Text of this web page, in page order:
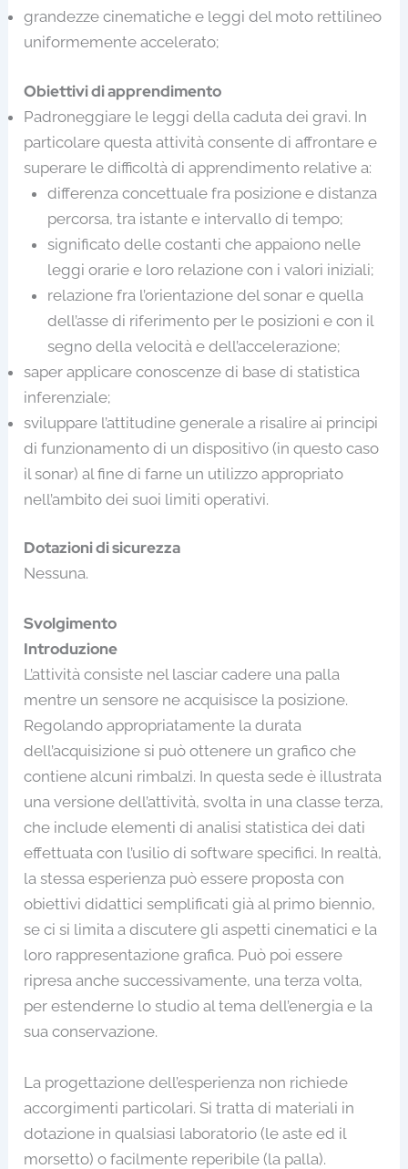
grandezze cinematiche e leggi del moto rettilineo
uniformemente accelerato;
Obiettivi di apprendimento
Padroneggiare le leggi della caduta dei gravi. In
particolare questa attività consente di affrontare e
superare le difficoltà di apprendimento relative a:
differenza concettuale fra posizione e distanza
percorsa, tra istante e intervallo di tempo;
significato delle costanti che appaiono nelle
leggi orarie e loro relazione con i valori iniziali;
relazione fra l’orientazione del sonar e quella
dell’asse di riferimento per le posizioni e con il
segno della velocità e dell’accelerazione;
saper applicare conoscenze di base di statistica
inferenziale;
sviluppare l’attitudine generale a risalire ai principi
di funzionamento di un dispositivo (in questo caso
il sonar) al fine di farne un utilizzo appropriato
nell’ambito dei suoi limiti operativi.
Dotazioni di sicurezza
Nessuna.
Svolgimento
Introduzione
L’attività consiste nel lasciar cadere una palla
mentre un sensore ne acquisisce la posizione.
Regolando appropriatamente la durata
dell’acquisizione si può ottenere un grafico che
contiene alcuni rimbalzi. In questa sede è illustrata
una versione dell’attività, svolta in una classe terza,
che include elementi di analisi statistica dei dati
effettuata con l’usilio di software specifici. In realtà,
la stessa esperienza può essere proposta con
obiettivi didattici semplificati già al primo biennio,
se ci si limita a discutere gli aspetti cinematici e la
loro rappresentazione grafica. Può poi essere
ripresa anche successivamente, una terza volta,
per estenderne lo studio al tema dell’energia e la
sua conservazione.
La progettazione dell’esperienza non richiede
accorgimenti particolari. Si tratta di materiali in
dotazione in qualsiasi laboratorio (le aste ed il
morsetto) o facilmente reperibile (la palla).